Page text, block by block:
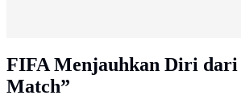
FIFA Menjauhkan Diri dari
Match”